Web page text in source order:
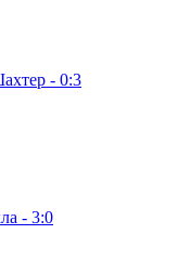
- 0:3
- 3:0